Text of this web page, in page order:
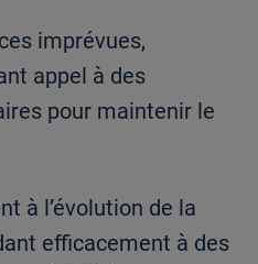
imprévues,
appel à des
pour maintenir le
à l’évolution de la
efficacement à des